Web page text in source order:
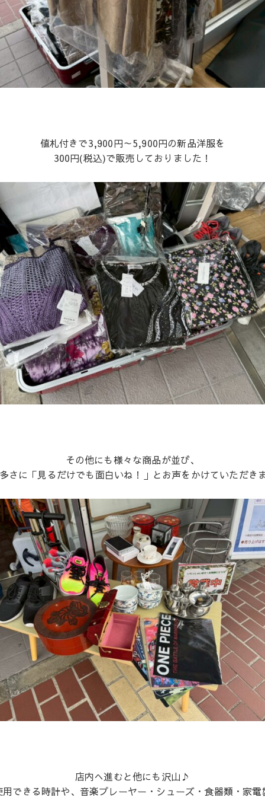
値札付きで3,900円～5,900円の新品洋服を
300円(税込)で販売しておりました！
その他にも様々な商品が並び、
さに「見るだけでも面白いね！」とお声をかけていただき
店内へ進むと他にも沢山♪
できる時計や、音楽プレーヤー・シューズ・食器類・家